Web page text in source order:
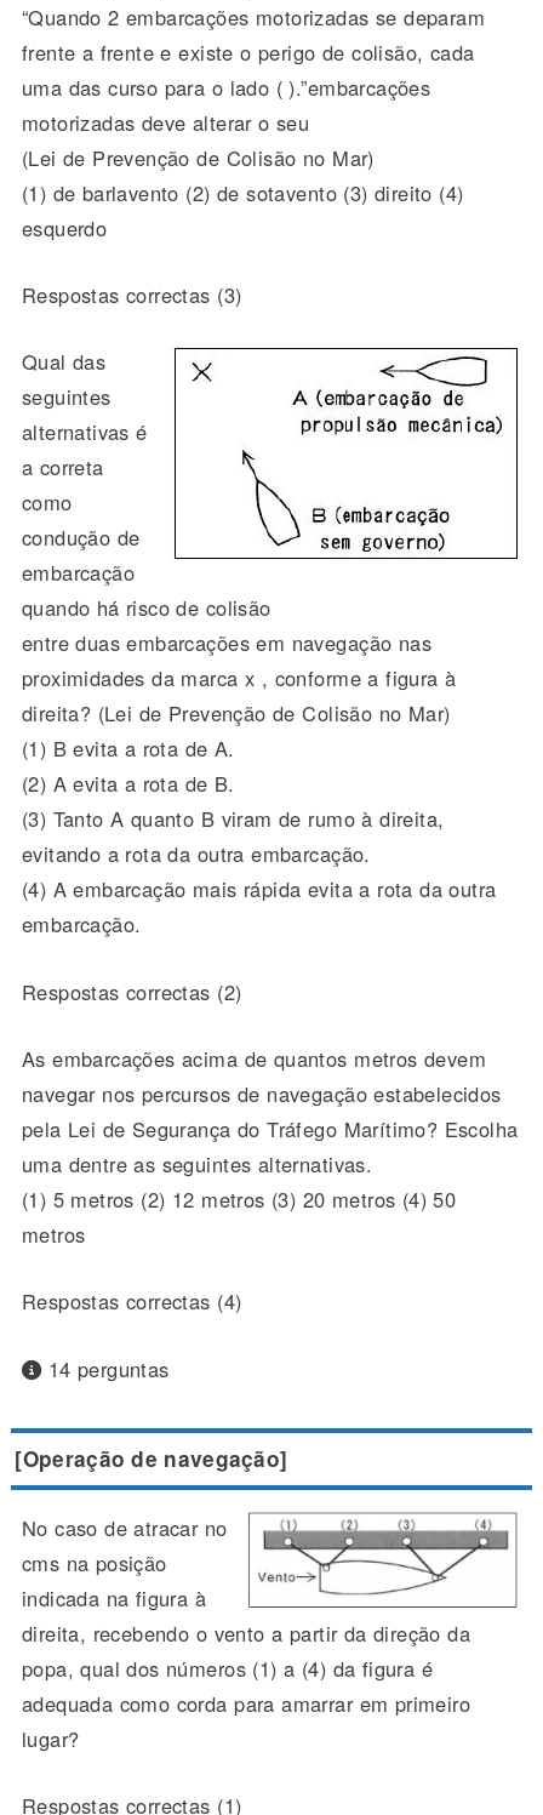
“Quando 2 embarcações motorizadas se deparam
frente a frente e existe o perigo de colisão, cada
uma das curso para o lado ( ).”embarcações
motorizadas deve alterar o seu
(Lei de Prevenção de Colisão no Mar)
(1) de barlavento (2) de sotavento (3) direito (4)
esquerdo
Respostas correctas (3)
Qual das
seguintes
alternativas é
a correta
como
condução de
embarcação
quando há risco de colisão
entre duas embarcações em navegação nas
proximidades da marca x , conforme a figura à
direita? (Lei de Prevenção de Colisão no Mar)
(1) B evita a rota de A.
(2) A evita a rota de B.
(3) Tanto A quanto B viram de rumo à direita,
evitando a rota da outra embarcação.
(4) A embarcação mais rápida evita a rota da outra
embarcação.
Respostas correctas (2)
As embarcações acima de quantos metros devem
navegar nos percursos de navegação estabelecidos
pela Lei de Segurança do Tráfego Marítimo? Escolha
uma dentre as seguintes alternativas.
(1) 5 metros (2) 12 metros (3) 20 metros (4) 50
metros
Respostas correctas (4)
14 perguntas
[Operação de navegação]
No caso de atracar no
cms na posição
indicada na figura à
direita, recebendo o vento a partir da direção da
popa, qual dos números (1) a (4) da figura é
adequada como corda para amarrar em primeiro
lugar?
Respostas correctas (1)